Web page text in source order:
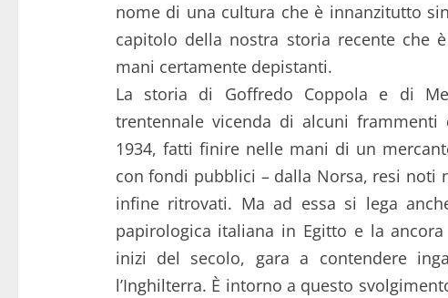
nome di una cultura che è innanzitutto
capitolo della nostra storia recente che
mani certamente depistanti.
La storia di Goffredo Coppola e di
trentennale vicenda di alcuni
1934, fatti finire nelle mani di un
con fondi pubblici – dalla Norsa, resi noti
infine ritrovati. Ma ad essa si lega
papirologica italiana in Egitto e la
inizi del secolo, gara a contendere
l’Inghilterra. È intorno a questo